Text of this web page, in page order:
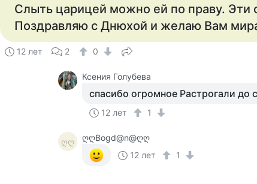
Слыть царицей можно ей по праву. Эти
Поздравляю с Днюхой и желаю Вам
12 лет 2 0
Ксения Голубева
спасибо огромное Растрогали до
12 лет 1
ღღ
ღღBogd@n@ღღ
12 лет
1